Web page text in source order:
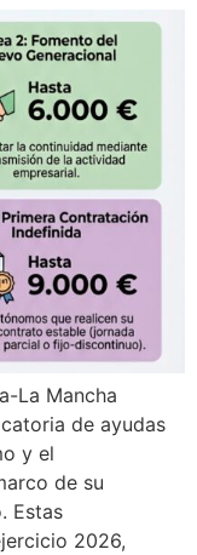
La Mancha
de ayudas
y el
de su
Estas
2026,